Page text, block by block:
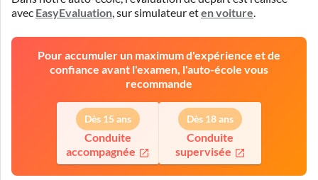
avec EasyEvaluation,sur simulateureten voiture.
Pour accumuler un maximum d'expérience et de
confiance avant l'examen, l'auto-école vous
recommande
Dès 15 ans
Conduite
accompagnée
Dès 18 ans
Conduite
supervisée